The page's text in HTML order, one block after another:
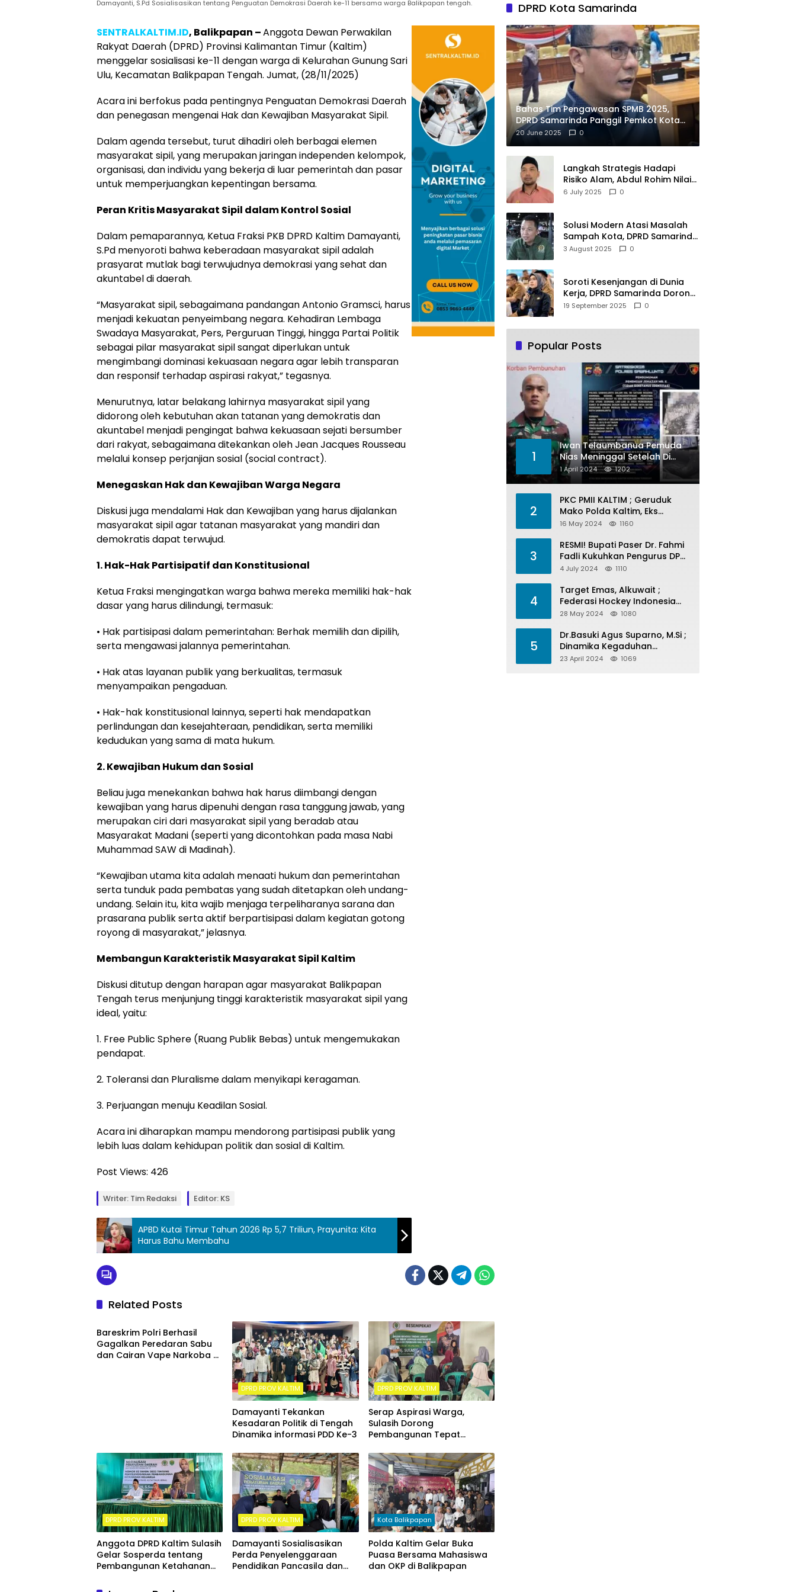
Damayanti, S.Pd Sosialisasikan tentang Penguatan Demokrasi Daerah ke-11 bersama warga Balikpapan tengah.
SENTRALKALTIM.ID, Balikpapan –Anggota Dewan Perwakilan
Rakyat Daerah (DPRD) Provinsi Kalimantan Timur (Kaltim)
menggelar sosialisasi ke-11 dengan warga di Kelurahan Gunung Sari
Ulu, Kecamatan Balikpapan Tengah. Jumat, (28/11/2025)
Acara ini berfokus pada pentingnya Penguatan Demokrasi Daerah
dan penegasan mengenai Hak dan Kewajiban Masyarakat Sipil.
Dalam agenda tersebut, turut dihadiri oleh berbagai elemen
masyarakat sipil, yang merupakan jaringan independen kelompok,
organisasi, dan individu yang bekerja di luar pemerintah dan pasar
untuk memperjuangkan kepentingan bersama.
Peran Kritis Masyarakat Sipil dalam Kontrol Sosial
Dalam pemaparannya, Ketua Fraksi PKB DPRD Kaltim Damayanti,
S.Pd menyoroti bahwa keberadaan masyarakat sipil adalah
prasyarat mutlak bagi terwujudnya demokrasi yang sehat dan
akuntabel di daerah.
“Masyarakat sipil, sebagaimana pandangan Antonio Gramsci, harus
menjadi kekuatan penyeimbang negara. Kehadiran Lembaga
Swadaya Masyarakat, Pers, Perguruan Tinggi, hingga Partai Politik
sebagai pilar masyarakat sipil sangat diperlukan untuk
mengimbangi dominasi kekuasaan negara agar lebih transparan
dan responsif terhadap aspirasi rakyat,” tegasnya.
Menurutnya, latar belakang lahirnya masyarakat sipil yang
didorong oleh kebutuhan akan tatanan yang demokratis dan
akuntabel menjadi pengingat bahwa kekuasaan sejati bersumber
dari rakyat, sebagaimana ditekankan oleh Jean Jacques Rousseau
melalui konsep perjanjian sosial (social contract).
Menegaskan Hak dan Kewajiban Warga Negara
Diskusi juga mendalami Hak dan Kewajiban yang harus dijalankan
masyarakat sipil agar tatanan masyarakat yang mandiri dan
demokratis dapat terwujud.
1. Hak-Hak Partisipatif dan Konstitusional
Ketua Fraksi mengingatkan warga bahwa mereka memiliki hak-hak
dasar yang harus dilindungi, termasuk:
• Hak partisipasi dalam pemerintahan: Berhak memilih dan dipilih,
serta mengawasi jalannya pemerintahan.
• Hak atas layanan publik yang berkualitas, termasuk
menyampaikan pengaduan.
• Hak-hak konstitusional lainnya, seperti hak mendapatkan
perlindungan dan kesejahteraan, pendidikan, serta memiliki
kedudukan yang sama di mata hukum.
2. Kewajiban Hukum dan Sosial
Beliau juga menekankan bahwa hak harus diimbangi dengan
kewajiban yang harus dipenuhi dengan rasa tanggung jawab, yang
merupakan ciri dari masyarakat sipil yang beradab atau
Masyarakat Madani (seperti yang dicontohkan pada masa Nabi
Muhammad SAW di Madinah).
“Kewajiban utama kita adalah menaati hukum dan pemerintahan
serta tunduk pada pembatas yang sudah ditetapkan oleh undang-
undang. Selain itu, kita wajib menjaga terpeliharanya sarana dan
prasarana publik serta aktif berpartisipasi dalam kegiatan gotong
royong di masyarakat,” jelasnya.
Membangun Karakteristik Masyarakat Sipil Kaltim
Diskusi ditutup dengan harapan agar masyarakat Balikpapan
Tengah terus menjunjung tinggi karakteristik masyarakat sipil yang
ideal, yaitu:
1. Free Public Sphere (Ruang Publik Bebas) untuk mengemukakan
pendapat.
2. Toleransi dan Pluralisme dalam menyikapi keragaman.
3. Perjuangan menuju Keadilan Sosial.
Acara ini diharapkan mampu mendorong partisipasi publik yang
lebih luas dalam kehidupan politik dan sosial di Kaltim.
Post Views: 426
Writer: Tim Redaksi Editor: KS
APBD Kutai Timur Tahun 2026 Rp 5,7 Triliun, Prayunita: Kita
Harus Bahu Membahu
Related Posts
Hukum & Peristiwa
Bareskrim Polri Berhasil
Gagalkan Peredaran Sabu
dan Cairan Vape Narkoba di
DPRD PROV KALTIM
Damayanti Tekankan
Kesadaran Politik di Tengah
Dinamika informasi PDD Ke-3
DPRD PROV KALTIM
Serap Aspirasi Warga,
Sulasih Dorong
Pembangunan Tepat
DPRD PROV KALTIM
Anggota DPRD Kaltim Sulasih
Gelar Sosperda tentang
Pembangunan Ketahanan
DPRD PROV KALTIM
Damayanti Sosialisasikan
Perda Penyelenggaraan
Pendidikan Pancasila dan
Kota Balikpapan
Polda Kaltim Gelar Buka
Puasa Bersama Mahasiswa
dan OKP di Balikpapan
DPRD Kota Samarinda
Bahas Tim Pengawasan SPMB 2025,
DPRD Samarinda Panggil Pemkot Kota
Tepian
20 June 2025 0
Langkah Strategis Hadapi
Risiko Alam, Abdul Rohim Nilai
Samarinda Siap Jadi Pusat
6 July 2025 0
Solusi Modern Atasi Masalah
Sampah Kota, DPRD Samarinda
Dukung Penuh Proyek PLTSA
3 August 2025 0
Soroti Kesenjangan di Dunia
Kerja, DPRD Samarinda Dorong
Pemkot Gencarkan
19 September 2025 0
Popular Posts
1
Iwan Telaumbanua Pemuda
Nias Meninggal Setelah Di
Habisi Oknum TNI AL
1 April 2024 1202
2
PKC PMII KALTIM ; Geruduk
Mako Polda Kaltim, Eks
Lubang Tambang Banyak
16 May 2024 1160
3
RESMI! Bupati Paser Dr. Fahmi
Fadli Kukuhkan Pengurus DPP
LAP 2024-2029
4 July 2024 1110
4
Target Emas, Alkuwait ;
Federasi Hockey Indonesia
Kota Balikpapan Siap Menjadi
28 May 2024 1080
5
Dr.Basuki Agus Suparno, M.Si ;
Dinamika Kegaduhan
Komunikasi Politik Jelang
23 April 2024 1069